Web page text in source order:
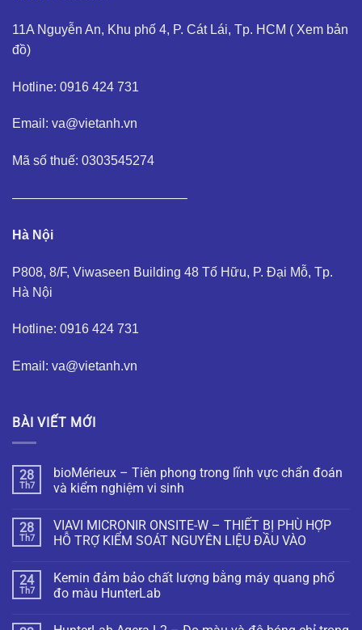
11A Nguyễn An, Khu phố 4, P. Cát Lái, Tp. HCM ( Xem bản
đồ)
Hotline: 0916 424 731
Email: va@vietanh.vn
Mã số thuế: 0303545274
—————————————–
Hà Nội
P808, 8/F, Viwaseen Building 48 Tố Hữu, P. Đại Mỗ, Tp.
Hà Nội
Hotline: 0916 424 731
Email: va@vietanh.vn
BÀI VIẾT MỚI
28
Th7
bioMérieux – Tiên phong trong lĩnh vực chẩn đoán
và kiểm nghiệm vi sinh
28
Th7
VIAVI MICRONIR ONSITE-W – THIẾT BỊ PHÙ HỢP
HỖ TRỢ KIỂM SOÁT NGUYÊN LIỆU ĐẦU VÀO
24
Th7
Kemin đảm bảo chất lượng bằng máy quang phổ
đo màu HunterLab